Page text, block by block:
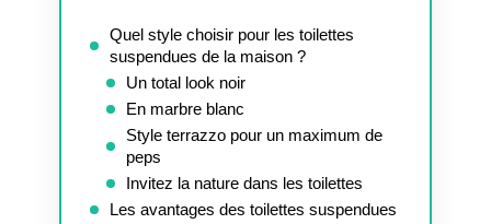
Quel style choisir pour les toilettes
suspendues de la maison ?
Un total look noir
En marbre blanc
Style terrazzo pour un maximum de
peps
Invitez la nature dans les toilettes
Les avantages des toilettes suspendues